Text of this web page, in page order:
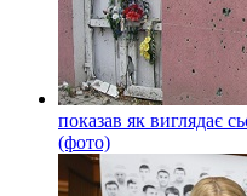
показав як виглядає
(фото)